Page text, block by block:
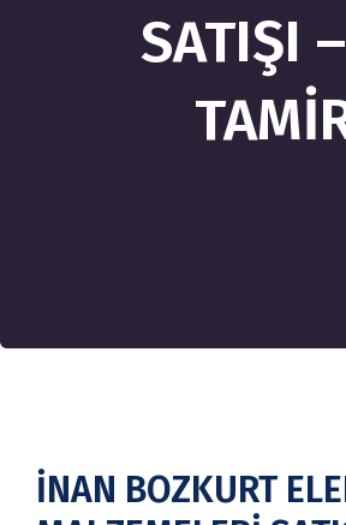
SATIŞI
İNAN BOZKURT